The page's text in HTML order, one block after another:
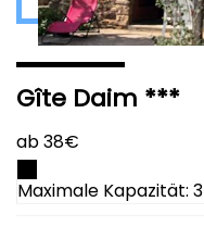
Gîte Daim ***
ab 38€
Maximale Kapazität: 3